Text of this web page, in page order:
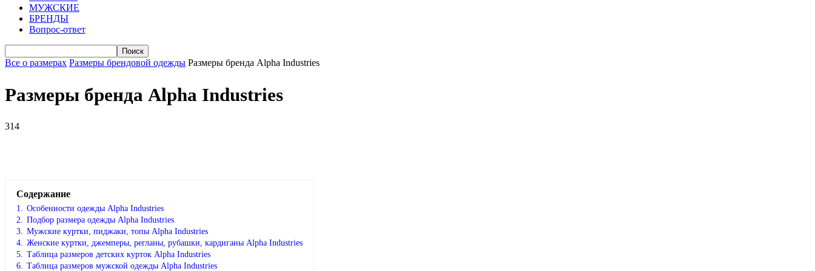
МУЖСКИЕ
БРЕНДЫ
Вопрос-ответ
Все о размерах Размеры брендовой одежды Размеры бренда Alpha Industries
Размеры бренда Alpha Industries
314
Содержание
1. Особенности одежды Alpha Industries
2. Подбор размера одежды Alpha Industries
3. Мужские куртки, пиджаки, топы Alpha Industries
4. Женские куртки, джемперы, регланы, рубашки, кардиганы Alpha Industries
5. Таблица размеров детских курток Alpha Industries
6. Таблица размеров мужской одежды Alpha Industries